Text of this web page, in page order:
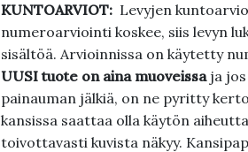
KUNTOARVIOT: Levyjen
numeroarviointi koskee, siis levyn
sisältöä. Arvioinnissa on käytetty
UUSI tuote on aina muoveissa ja
painauman jälkiä, on ne pyritty
kansissa saattaa olla käytön
toivottavasti kuvista näkyy.